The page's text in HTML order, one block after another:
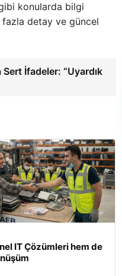
konularda bilgi
fazla detay ve güncel
Sert İfadeler: “Uyardık
IT Çözümleri hem de